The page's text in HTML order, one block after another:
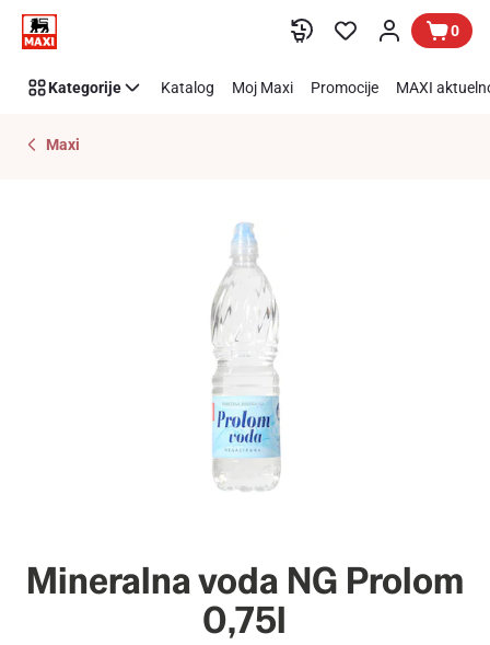
Preskoči link 0
Kategorije Katalog Moj Maxi Promocije MAXI
Maxi
Mineralna voda NG Prolom
0,75l